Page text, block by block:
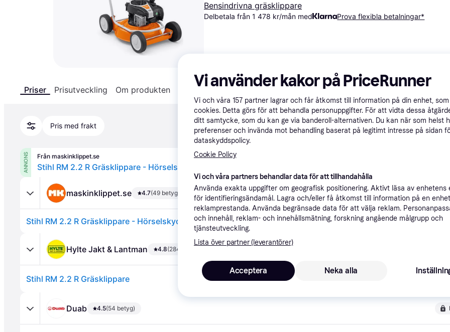
Bensindrivna gräsklippare
Delbetala från 1 478 kr/mån med Prova flexibla betalningar*
Priser Prisutveckling Om produkten
Pris med frakt
ANNONS Från maskinklippet.se
Stihl RM 2.2 R Gräsklippare - Hörselskydd på köpet!
maskinklippet.se 4.7(49 betyg)
Stihl RM 2.2 R Gräsklippare - Hörselskydd på köpet! Lägst pris·Fri frakt,1-2 dagar4
Hylte Jakt & Lantman 4.8(284 betyg)
Stihl RM 2.2 R Gräsklippare 4
Duab 4.5(54 betyg)
Vi använder kakor på PriceRunner
Vi och våra 157 partner lagrar och får åtkomst till information på din enhet,
cookies. Detta görs för att behandla personuppgifter. För att vidta dessa
ditt samtycke, som du kan ge via banderoll-alternativen. Du kan när som helst
preferenser och invända mot behandling baserat på legitimt intresse på sidan
dataskyddspolicy.
Cookie Policy
Vi och våra partners behandlar data för att tillhandahålla
Använda exakta uppgifter om geografisk positionering. Aktivt läsa av enhetens
för identifieringsändamål. Lagra och/eller få åtkomst till information på en
reklamprestanda. Använda begränsade data för att välja reklam.
och innehåll, reklam- och innehållsmätning, forskning angående målgrupp och
tjänsteutveckling.
Lista över partner (leverantörer)
Neka alla
Acceptera